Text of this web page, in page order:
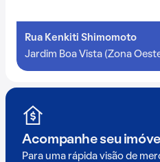
Rua Kenkiti Shimomoto
Jardim Boa Vista (Zona
Acompanhe seu
Para uma rápida visão de